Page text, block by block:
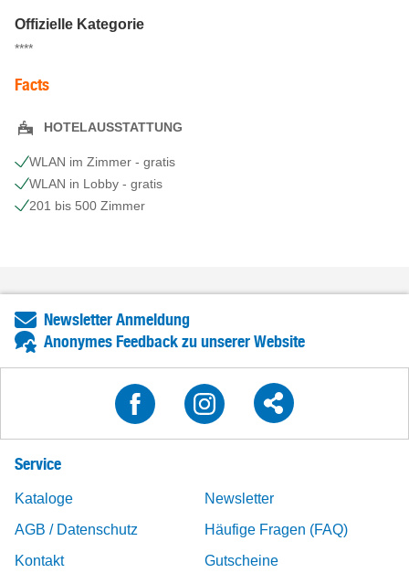
Offizielle Kategorie
****
Facts
HOTELAUSSTATTUNG
WLAN im Zimmer - gratis
WLAN in Lobby - gratis
201 bis 500 Zimmer
Newsletter Anmeldung
Anonymes Feedback zu unserer Website
Service
Kataloge
Newsletter
AGB / Datenschutz
Häufige Fragen (FAQ)
Kontakt
Gutscheine